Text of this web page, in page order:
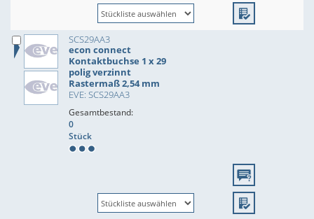
SCS29AA3
econ connect
Kontaktbuchse 1 x 29
polig verzinnt
Rastermaß 2,54 mm
EVE: SCS29AA3
Gesamtbestand:
0
Stück